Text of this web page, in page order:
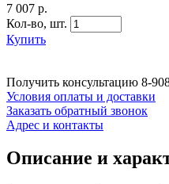
7 007 р.
Кол-во, шт.
Купить
Получить консультацию 8-
Условия оплаты и доставки
Заказать обратный звонок
Адрес и контакты
Описание и